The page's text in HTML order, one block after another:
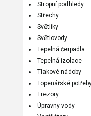
Stropní podhledy
Střechy
Světlíky
Světlovody
Tepelná čerpadla
Tepelná izolace
Tlakové nádoby
Topenářské
Trezory
Úpravny vody